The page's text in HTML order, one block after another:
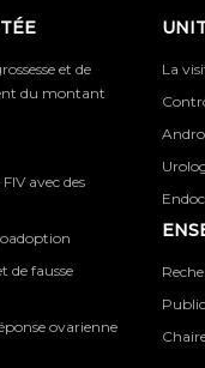
et de
du montant
avec des
de fausse
ovarienne
La